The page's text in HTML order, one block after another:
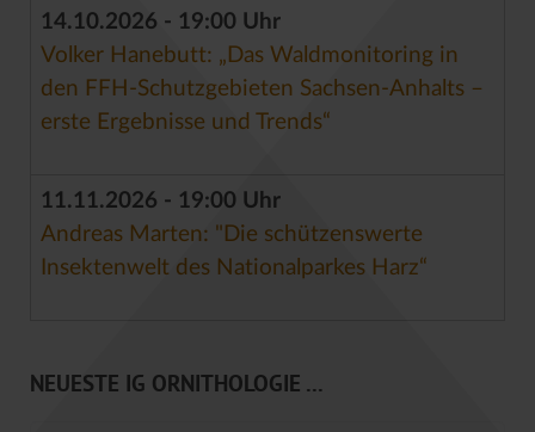
14.10.2026 - 19:00 Uhr
Volker Hanebutt: „Das Waldmonitoring in
den FFH-Schutzgebieten Sachsen-Anhalts –
erste Ergebnisse und Trends“
11.11.2026 - 19:00 Uhr
Andreas Marten: "Die schützenswerte
Insektenwelt des Nationalparkes Harz“
NEUESTE IG ORNITHOLOGIE ...